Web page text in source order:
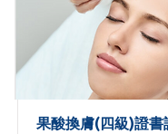
果酸換膚(四級)證書